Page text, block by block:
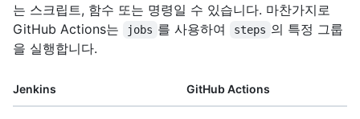
는 스크립트, 함수 또는 명령일 수 있습니다. 마찬가지로
GitHub Actions는
jobs 를 사용하여 steps 의 특정 그룹
을 실행합니다.
Jenkins GitHub Actions